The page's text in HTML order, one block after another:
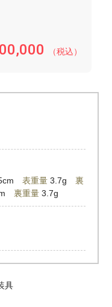
（税込）
表重量 3.7g裏
裏重量 3.7g